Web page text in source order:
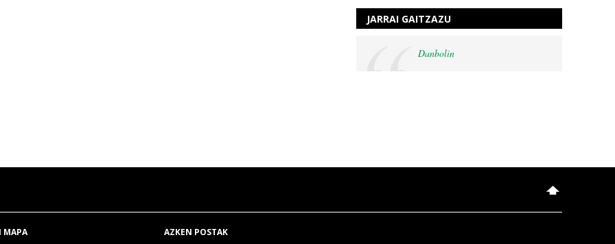
JARRAI GAITZAZU
Danbolin
MAPA AZKEN POSTAK